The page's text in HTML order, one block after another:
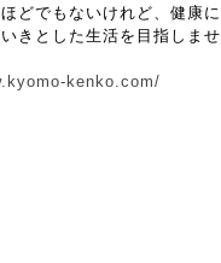
どでもないけれど、健康
きとした生活を目指しませ
kenko.com/